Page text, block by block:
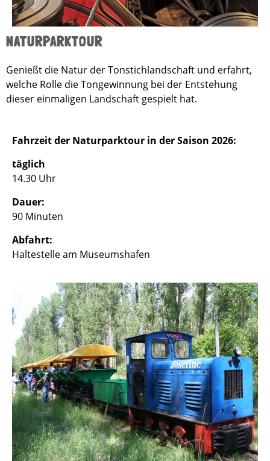
NATURPARKTOUR
Genießt die Natur der Tonstichlandschaft und erfahrt,
welche Rolle die Tongewinnung bei der Entstehung
dieser einmaligen Landschaft gespielt hat.
Fahrzeit der Naturparktour in der Saison 2026:
täglich
14.30 Uhr
Dauer:
90 Minuten
Abfahrt:
Haltestelle am Museumshafen